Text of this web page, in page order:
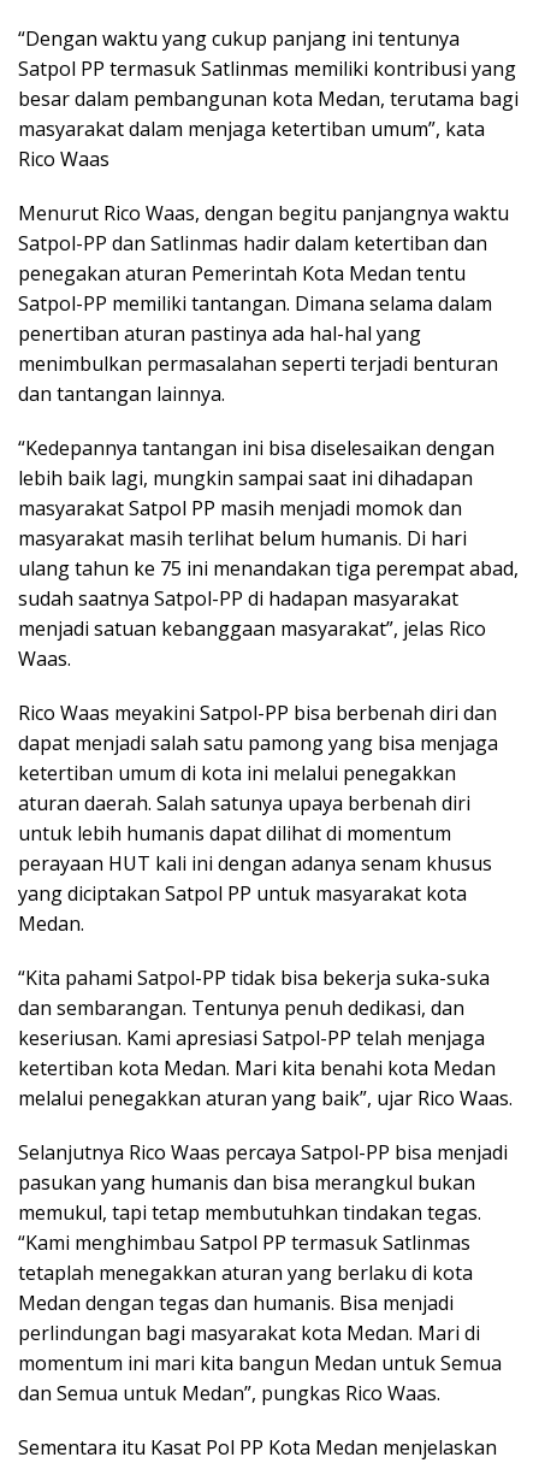
“Dengan waktu yang cukup panjang ini tentunya
Satpol PP termasuk Satlinmas memiliki kontribusi yang
besar dalam pembangunan kota Medan, terutama bagi
masyarakat dalam menjaga ketertiban umum”, kata
Rico Waas
Menurut Rico Waas, dengan begitu panjangnya waktu
Satpol-PP dan Satlinmas hadir dalam ketertiban dan
penegakan aturan Pemerintah Kota Medan tentu
Satpol-PP memiliki tantangan. Dimana selama dalam
penertiban aturan pastinya ada hal-hal yang
menimbulkan permasalahan seperti terjadi benturan
dan tantangan lainnya.
“Kedepannya tantangan ini bisa diselesaikan dengan
lebih baik lagi, mungkin sampai saat ini dihadapan
masyarakat Satpol PP masih menjadi momok dan
masyarakat masih terlihat belum humanis. Di hari
ulang tahun ke 75 ini menandakan tiga perempat abad,
sudah saatnya Satpol-PP di hadapan masyarakat
menjadi satuan kebanggaan masyarakat”, jelas Rico
Waas.
Rico Waas meyakini Satpol-PP bisa berbenah diri dan
dapat menjadi salah satu pamong yang bisa menjaga
ketertiban umum di kota ini melalui penegakkan
aturan daerah. Salah satunya upaya berbenah diri
untuk lebih humanis dapat dilihat di momentum
perayaan HUT kali ini dengan adanya senam khusus
yang diciptakan Satpol PP untuk masyarakat kota
Medan.
“Kita pahami Satpol-PP tidak bisa bekerja suka-suka
dan sembarangan. Tentunya penuh dedikasi, dan
keseriusan. Kami apresiasi Satpol-PP telah menjaga
ketertiban kota Medan. Mari kita benahi kota Medan
melalui penegakkan aturan yang baik”, ujar Rico Waas.
Selanjutnya Rico Waas percaya Satpol-PP bisa menjadi
pasukan yang humanis dan bisa merangkul bukan
memukul, tapi tetap membutuhkan tindakan tegas.
“Kami menghimbau Satpol PP termasuk Satlinmas
tetaplah menegakkan aturan yang berlaku di kota
Medan dengan tegas dan humanis. Bisa menjadi
perlindungan bagi masyarakat kota Medan. Mari di
momentum ini mari kita bangun Medan untuk Semua
dan Semua untuk Medan”, pungkas Rico Waas.
Sementara itu Kasat Pol PP Kota Medan menjelaskan